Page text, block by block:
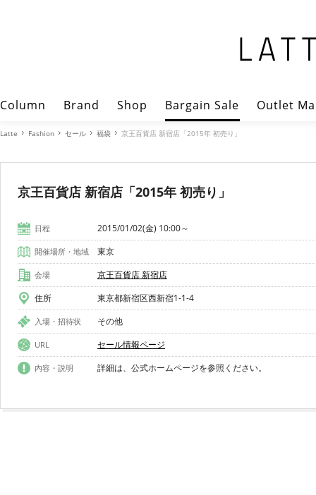
Column Brand Shop Bargain Sale Outlet
Latte Fashion セール 福袋 京王百貨店 新宿店「2015年 初売り」
京王百貨店 新宿店「2015年 初売り」
日程 2015/01/02(金) 10:00～
開催場所・地域 東京
会場
京王百貨店 新宿店
住所
東京都新宿区西新宿1-1-4
入場・招待状 その他
URL セール情報ページ
内容・説明 詳細は、公式ホームページを参照ください。